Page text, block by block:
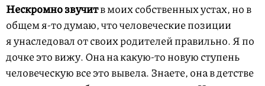
Нескромно звучитв моих собственных устах, но в
общем я-то думаю, что человеческие позиции
я унаследовал от своих родителей правильно. Я по
дочке это вижу. Она на какую-то новую ступень
человеческую все это вывела. Знаете, она в детстве